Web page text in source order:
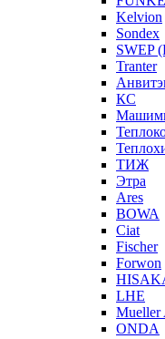
Kelvion
Sondex
SWEP
Tranter
КС
ТИЖ
Этра
Ares
BOWA
Ciat
Fischer
Forwon
LHE
Mueller
ONDA